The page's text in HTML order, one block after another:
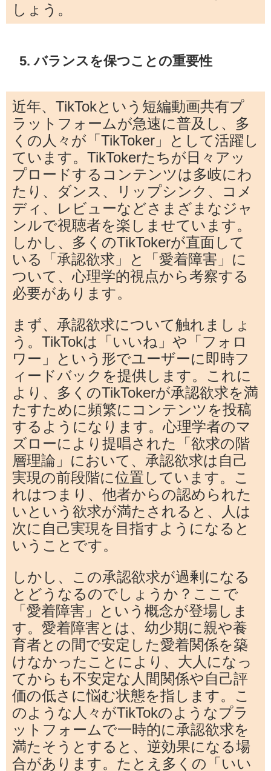
しょう。
5. バランスを保つことの重要性
近年、TikTokという短編動画共有プ
ラットフォームが急速に普及し、多
くの人々が「TikToker」として活躍し
ています。TikTokerたちが日々アッ
プロードするコンテンツは多岐にわ
たり、ダンス、リップシンク、コメ
ディ、レビューなどさまざまなジャ
ンルで視聴者を楽しませています。
しかし、多くのTikTokerが直面して
いる「承認欲求」と「愛着障害」に
ついて、心理学的視点から考察する
必要があります。
まず、承認欲求について触れましょ
う。TikTokは「いいね」や「フォロ
ワー」という形でユーザーに即時フ
ィードバックを提供します。これに
より、多くのTikTokerが承認欲求を満
たすために頻繁にコンテンツを投稿
するようになります。心理学者のマ
ズローにより提唱された「欲求の階
層理論」において、承認欲求は自己
実現の前段階に位置しています。こ
れはつまり、他者からの認められた
いという欲求が満たされると、人は
次に自己実現を目指すようになると
いうことです。
しかし、この承認欲求が過剰になる
とどうなるのでしょうか？ここで
「愛着障害」という概念が登場しま
す。愛着障害とは、幼少期に親や養
育者との間で安定した愛着関係を築
けなかったことにより、大人になっ
てからも不安定な人間関係や自己評
価の低さに悩む状態を指します。こ
のような人々がTikTokのようなプラ
ットフォームで一時的に承認欲求を
満たそうとすると、逆効果になる場
合があります。たとえ多くの「いい